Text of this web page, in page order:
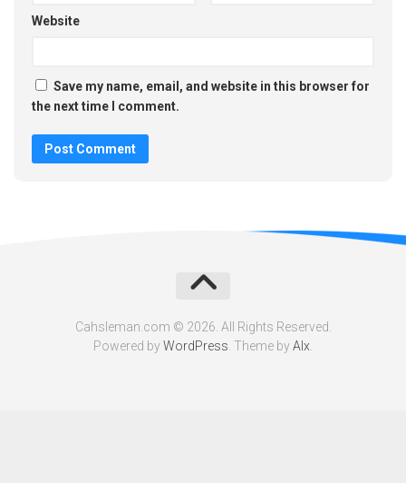
Website
Save my name, email, and website in this browser for
the next time I comment.
Cahsleman.com © 2026. All Rights Reserved.
Powered byWordPress . Theme byAlx